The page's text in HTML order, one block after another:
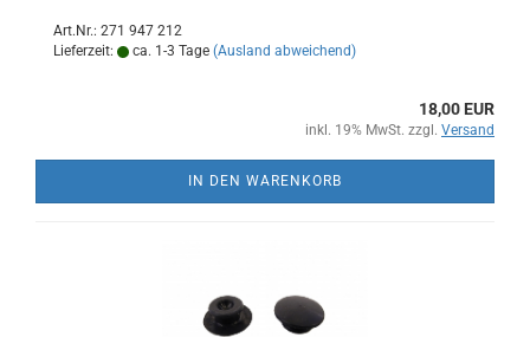
Art.Nr.: 271 947 212
Lieferzeit:
ca. 1-3 Tage (Ausland abweichend)
18,00 EUR
inkl. 19% MwSt. zzgl. Versand
IN DEN WARENKORB